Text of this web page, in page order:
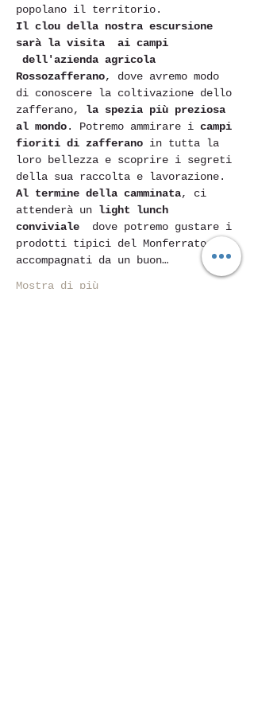
popolano il territorio.
Il clou della nostra escursione
sarà la visita  ai campi
dell'azienda agricola
Rossozafferano, dove avremo modo
di conoscere la coltivazione dello
zafferano, la spezia più preziosa
al mondo. Potremo ammirare i campi
fioriti di zafferano in tutta la
loro bellezza e scoprire i segreti
della sua raccolta e lavorazione.
Al termine della camminata, ci
attenderà un light lunch
conviviale dove potremo gustare i
prodotti tipici del Monferrato,
accompagnati da un buon…
Mostra di più